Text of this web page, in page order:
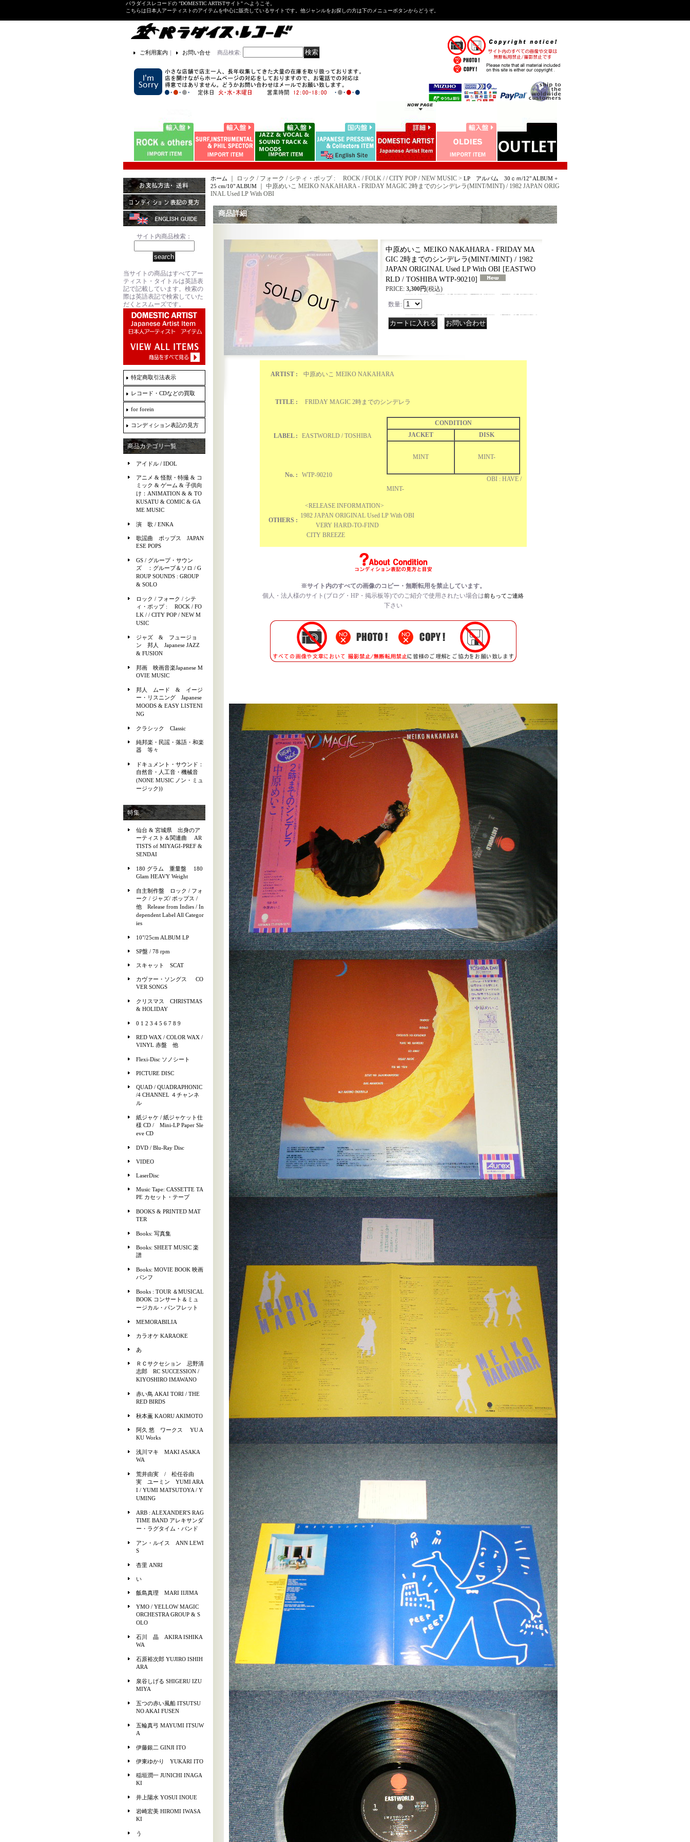
パラダイスレコードの "DOMESTIC ARTISTサイト" へようこそ。
こちらは日本人アーティストのアイテムを中心に販売しているサイトです。他ジャンルをお探しの方は下のメニューボタンからどうぞ。
ご利用案内 ｜ お問い合せ 商品検索:
サイト内商品検索：
当サイトの商品はすべてアー
ティスト・タイトルは英語表
記で記載しています。検索の
際は英語表記で検索していた
だくとスムーズです。
特定商取引法表示
レコード・CDなどの買取
for forein
コンディション表記の見方
商品カテゴリ一覧
アイドル / IDOL
アニメ & 怪獣・特撮 & コ
ミック & ゲーム & 子供向
け：ANIMATION & & TO
KUSATU & COMIC & GA
ME MUSIC
演 歌 / ENKA
歌謡曲 ポップス JAPAN
ESE POPS
GS / グループ・サウン
ズ ：グループ＆ソロ / G
ROUP SOUNDS : GROUP
& SOLO
ロック / フォーク / シテ
ィ・ポップ : ROCK / FO
LK / / CITY POP / NEW M
USIC
ジャズ & フュージョ
ン 邦人 Japanese JAZZ
& FUSION
邦画 映画音楽Japanese M
OVIE MUSIC
邦人 ムード & イージ
ー・リスニング Japanese
MOODS & EASY LISTENI
NG
クラシック Classic
純邦楽・民謡・落語・和楽
器 等々
ドキュメント・サウンド：
自然音・人工音・機械音
(NONE MUSIC ノン・ミュ
ージック))
特集
仙台 & 宮城県 出身のア
ーティスト＆関連曲 AR
TISTS of MIYAGI-PREF &
SENDAI
180 グラム 重量盤 180
Glam HEAVY Weight
自主制作盤 ロック / フォ
ーク / ジャズ/ ポップス /
他 Release from Indies / In
dependent Label All Categor
ies
10"/25cm ALBUM LP
SP盤 / 78 rpm
スキャット SCAT
カヴァー・ソングス CO
VER SONGS
クリスマス CHRISTMAS
& HOLIDAY
0 1 2 3 4 5 6 7 8 9
RED WAX / COLOR WAX /
VINYL 赤盤 他
Flexi-Disc ソノシート
PICTURE DISC
QUAD / QUADRAPHONIC
/4 CHANNEL ４チャンネ
ル
紙ジャケ / 紙ジャケット仕
様 CD / Mini-LP Paper Sle
eve CD
DVD / Blu-Ray Disc
VIDEO
LaserDisc
Music Tape: CASSETTE TA
PE カセット・テープ
BOOKS & PRINTED MAT
TER
Books: 写真集
Books: SHEET MUSIC 楽
譜
Books: MOVIE BOOK 映画
パンフ
Books : TOUR ＆MUSICAL
BOOK コンサート＆ミュ
ージカル・パンフレット
MEMORABILIA
カラオケ KARAOKE
あ
ＲＣサクセション 忌野清
志郎 RC SUCCESSION /
KIYOSHIRO IMAWANO
赤い鳥 AKAI TORI / THE
RED BIRDS
秋本薫 KAORU AKIMOTO
阿久 悠 ワークス YU A
KU Works
浅川マキ MAKI ASAKA
WA
荒井由実 / 松任谷由
実 ユーミン YUMI ARA
I / YUMI MATSUTOYA / Y
UMING
ARB : ALEXANDER'S RAG
TIME BAND アレキサンダ
ー・ラグタイム・バンド
アン・ルイス ANN LEWI
S
杏里 ANRI
い
飯島真理 MARI IIJIMA
YMO / YELLOW MAGIC
ORCHESTRA GROUP & S
OLO
石川 晶 AKIRA ISHIKA
WA
石原裕次郎 YUJIRO ISHIH
ARA
泉谷しげる SHIGERU IZU
MIYA
五つの赤い風船 ITSUTSU
NO AKAI FUSEN
五輪真弓 MAYUMI ITSUW
A
伊藤銀二 GINJI ITO
伊東ゆかり YUKARI ITO
稲垣潤一 JUNICHI INAGA
KI
井上陽水 YOSUI INOUE
岩崎宏美 HIROMI IWASA
KI
う
ホーム ｜ ロック / フォーク / シティ・ポップ : ROCK / FOLK / / CITY POP / NEW MUSIC > LP アルバム 30ｃｍ/12" ALBUM +
25 cm/10" ALBUM｜ 中原めいこ MEIKO NAKAHARA - FRIDAY MAGIC 2時までのシンデレラ(MINT/MINT) / 1982 JAPAN ORIG
INAL Used LP With OBI
商品詳細
中原めいこ MEIKO NAKAHARA - FRIDAY MA
GIC 2時までのシンデレラ(MINT/MINT) / 1982
JAPAN ORIGINAL Used LP With OBI [EASTWO
RLD / TOSHIBA WTP-90210]
PRICE: 3,300円(税込)
数量:
ARTIST : 中原めいこ MEIKO NAKAHARA
TITLE : FRIDAY MAGIC 2時までのシンデレラ
LABEL : EASTWORLD / TOSHIBA
CONDITION
JACKET
DISK
MINT MINT-
OBI : HAVE /
MINT-
No. : WTP-90210
OTHERS :
<RELEASE INFORMATION>
1982 JAPAN ORIGINAL Used LP With OBI
VERY HARD-TO-FIND
CITY BREEZE
※サイト内のすべての画像のコピー・無断転用を禁止しています。
個人・法人様のサイト(ブログ・HP・掲示板等)でのご紹介で使用されたい場合は前もってご連絡
下さい